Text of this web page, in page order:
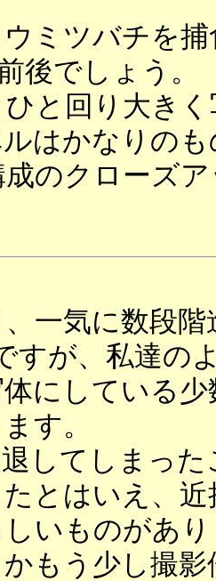
ミツバチを
後でしょう。
と回り大き
はかなりの
のクローズ
一気に数段階
すが、私達の
にしている
す。
してしまっ
とはいえ、
いものがあ
もう少し撮